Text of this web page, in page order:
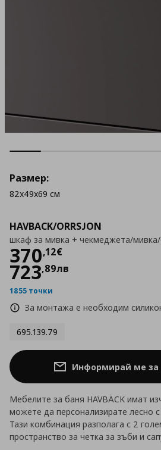
HAVBACK/ORRSJON
шкаф за мивка + чекмеджета/мивка/
370,12€
Цена
723,89лв
1855 точки
За монтажа е необходим
695.139.79
Размер:
82x49x69 см
Информирай ме за
Мебелите за баня HAVBÄCK имат
можете да персонализирате лесно
Тази комбинация разполага с 2
пространство за четкa за зъби и